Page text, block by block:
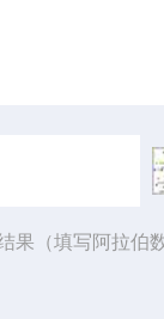
果（填写阿拉伯